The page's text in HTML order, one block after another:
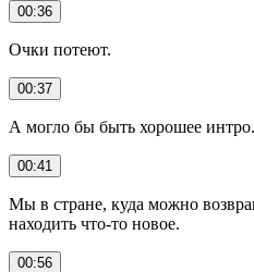
00:36
Очки потеют.
00:37
А могло бы быть хорошее интро.
00:41
Мы в стране, куда можно
находить что-то новое.
00:56